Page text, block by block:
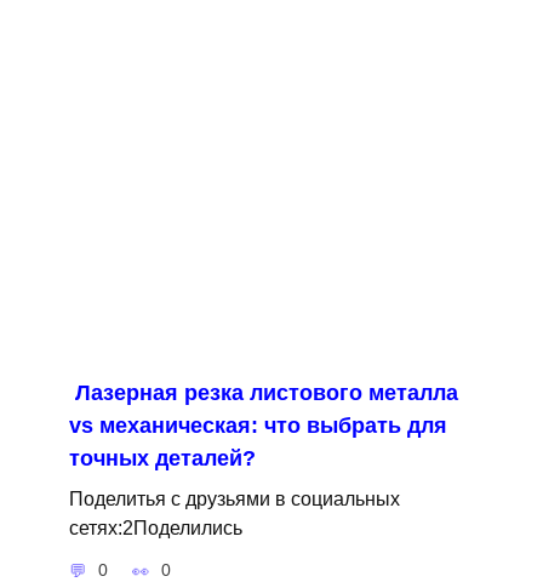
Лазерная резка листового металла
vs механическая: что выбрать для
точных деталей?
Поделитья с друзьями в социальных
сетях:2Поделились
0 0